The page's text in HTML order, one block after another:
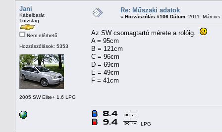
Jani
Kábelbarát
Törzstag
Nem elérhető
Hozzászólások: 5353
2005 SW Elite+ 1.6 LPG
Re: Műszaki adatok
« Hozzászólás #106 Dátum: 2011.
Az SW csomagtartó mérete a rolóig.
A = 95cm
B = 121cm
C = 96cm
D = 69cm
E = 49cm
F = 41cm
LPG